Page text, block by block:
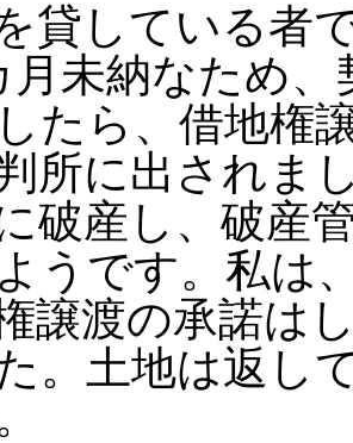
貸している者
月未納なため
たら、借地権
所に出されま
破産し、破産
うです。私は
権譲渡の承諾は
。土地は返し